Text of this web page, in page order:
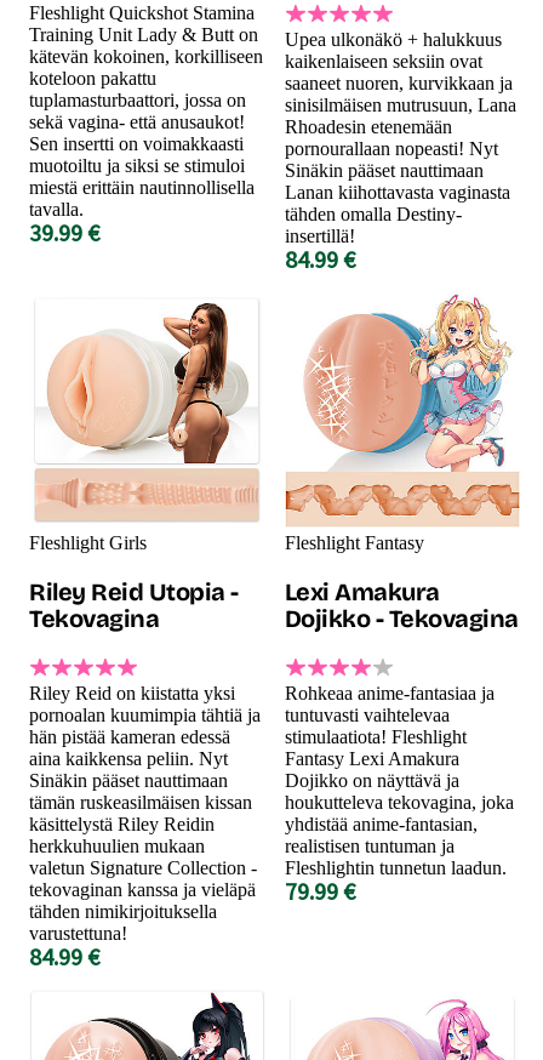
Fleshlight Quickshot Stamina
Training Unit Lady & Butt on
kätevän kokoinen, korkilliseen
koteloon pakattu
tuplamasturbaattori, jossa on
sekä vagina- että anusaukot!
Sen insertti on voimakkaasti
muotoiltu ja siksi se stimuloi
miestä erittäin nautinnollisella
tavalla.
39.99 €
Upea ulkonäkö + halukkuus
kaikenlaiseen seksiin ovat
saaneet nuoren, kurvikkaan ja
sinisilmäisen mutrusuun, Lana
Rhoadesin etenemään
pornourallaan nopeasti! Nyt
Sinäkin pääset nauttimaan
Lanan kiihottavasta vaginasta
tähden omalla Destiny-
insertillä!
84.99 €
Fleshlight Girls
Riley Reid Utopia -
Tekovagina
Riley Reid on kiistatta yksi
pornoalan kuumimpia tähtiä ja
hän pistää kameran edessä
aina kaikkensa peliin. Nyt
Sinäkin pääset nauttimaan
tämän ruskeasilmäisen kissan
käsittelystä Riley Reidin
herkkuhuulien mukaan
valetun Signature Collection -
tekovaginan kanssa ja vieläpä
tähden nimikirjoituksella
varustettuna!
84.99 €
Fleshlight Fantasy
Lexi Amakura
Dojikko - Tekovagina
Rohkeaa anime-fantasiaa ja
tuntuvasti vaihtelevaa
stimulaatiota! Fleshlight
Fantasy Lexi Amakura
Dojikko on näyttävä ja
houkutteleva tekovagina, joka
yhdistää anime-fantasian,
realistisen tuntuman ja
Fleshlightin tunnetun laadun.
79.99 €